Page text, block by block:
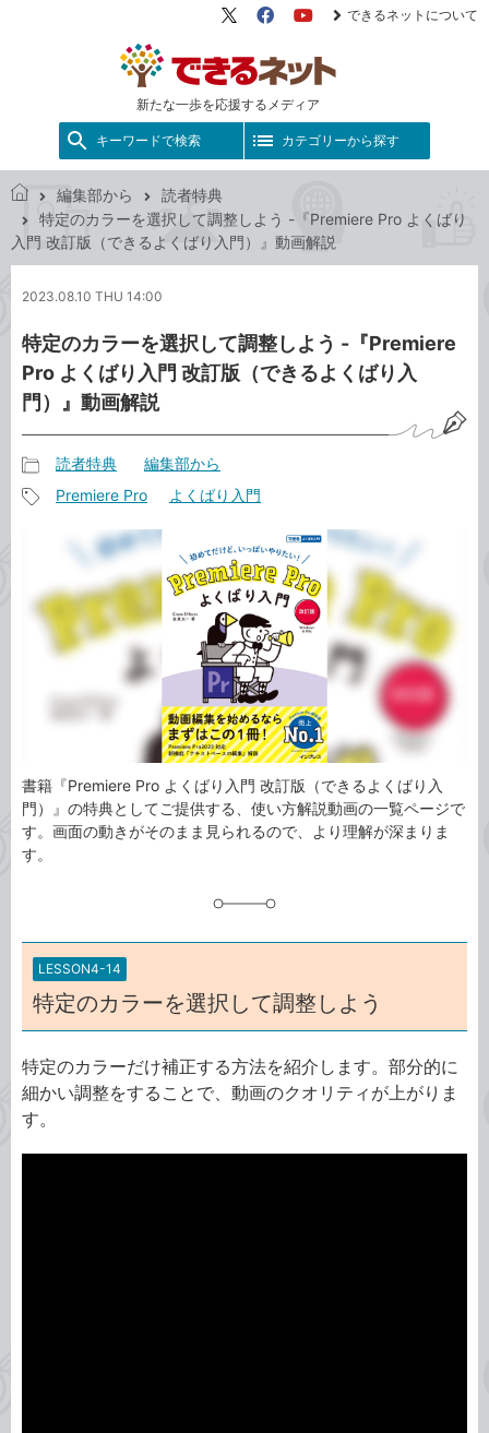
新たな一歩を応援するメディア
X（旧
FacebookYouTube
できるネットについて
キーワードで検索 カテゴリーから探す
で
き
ッ
編集部から
読者特典
特定のカラーを選択して調整しよう -『Premiere Pro よくばり
入門 改訂版（できるよくばり入門）』動画解説
2023.08.10 THU 14:00
特定のカラーを選択して調整しよう -『Premiere
Pro よくばり入門 改訂版（できるよくばり入
門）』動画解説
事
ゴ
リ
読者特典 編集部から
グ
Premiere Pro よくばり入門
書籍『Premiere Pro よくばり入門 改訂版（できるよくばり入
門）』の特典としてご提供する、使い方解説動画の一覧ページで
す。画面の動きがそのまま見られるので、より理解が深まりま
す。
LESSON4-14
特定のカラーを選択して調整しよう
特定のカラーだけ補正する方法を紹介します。部分的に
細かい調整をすることで、動画のクオリティが上がりま
す。